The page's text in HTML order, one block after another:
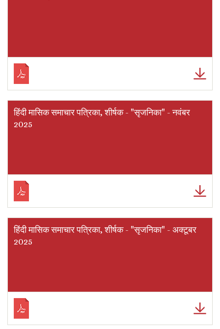
हिंदी मासिक समाचार पत्रिका, शीर्षक - "सृजनिका" - नवंबर
2025
हिंदी मासिक समाचार पत्रिका, शीर्षक - "सृजनिका" - अक्टूबर
2025